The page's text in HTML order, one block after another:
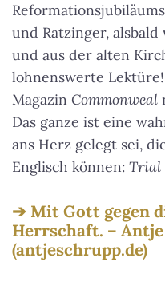
und Ratzinger,
und aus der alten
lohnenswerte
Magazin Commonweal
Das ganze ist eine
ans Herz gelegt sei,
Englisch können: Trial
Mit Gott gegen
Herrschaft. –
(antjeschrupp.de)